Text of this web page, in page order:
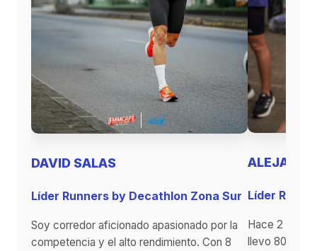
DAVID SALAS
Líder Runners by Decathlon Zona Sur
Soy corredor aficionado apasionado por la
competencia y el alto rendimiento. Con 8
Líder
Hace 2 años
llevo 800 km